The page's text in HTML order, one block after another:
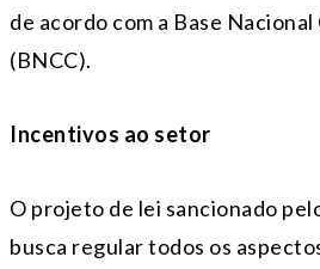
de acordo com a Base
(BNCC).
Incentivos ao setor
O projeto de lei sancionado
busca regular todos os